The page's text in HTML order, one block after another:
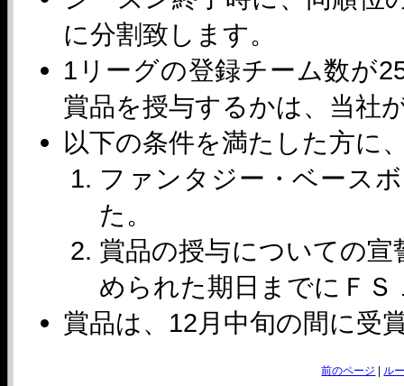
に分割致します。
1リーグの登録チーム数が
賞品を授与するかは、当社
以下の条件を満たした方に
ファンタジー・ベース
た。
賞品の授与についての
められた期日までにＦＳ
賞品は、12月中旬の間に受
前のページ ル